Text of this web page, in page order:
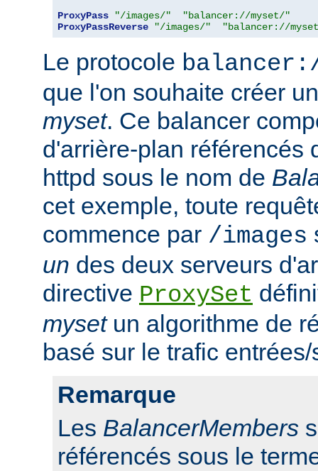
ProxyPass
"/images/"
"balancer://myset/"
ProxyPassReverse
"/images/" "balancer://
Le protocole
que l'on souhaite créer
myset. Ce balancer
d'arrière-plan référencés
httpd sous le nom de
cet exemple, toute
commence par /images
un des deux serveurs
directive ProxySet
mysetun algorithme de
basé sur le trafic
Remarque
Les BalancerMembers
référencés sous le